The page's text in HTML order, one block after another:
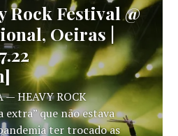
Rock Festival @
Oeiras |
— HEAVY ROCK
extra” que não estava
ter trocado as